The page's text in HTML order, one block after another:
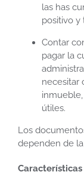
las has
positivo y
Contar
pagar la
necesitar
útiles.
Los
dependen de
Características